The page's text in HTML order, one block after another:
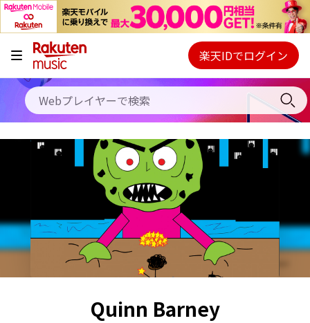
キャンペーン
料金プラン
使い方
初回30日間無料お試し
Webプレイヤー
ご契約内容の確認・変更
楽天IDでログイン
Quinn Barney